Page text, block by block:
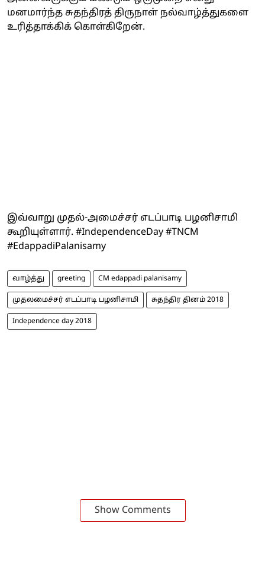
மனமார்ந்த சுதந்திரத் திருநாள் நல்வாழ்த்துகளை
உரித்தாக்கிக் கொள்கிறேன்.
இவ்வாறு முதல்-அமைச்சர் எடப்பாடி பழனிசாமி
கூறியுள்ளார். #IndependenceDay #TNCM
#EdappadiPalanisamy
வாழ்த்து greeting CM edappadi palanisamy
முதலமைச்சர் எடப்பாடி பழனிசாமி சுதந்திர தினம் 2018
Independence day 2018
Show Comments